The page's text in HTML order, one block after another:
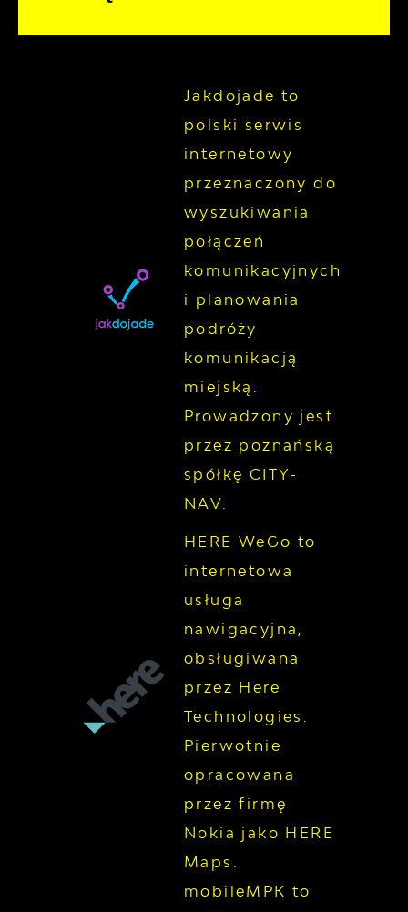
Jakdojade to
polski serwis
internetowy
przeznaczony do
wyszukiwania
połączeń
komunikacyjnych
i planowania
podróży
komunikacją
miejską.
Prowadzony jest
przez poznańską
spółkę CITY-
NAV.
HERE WeGo to
internetowa
usługa
nawigacyjna,
obsługiwana
przez Here
Technologies.
Pierwotnie
opracowana
przez firmę
Nokia jako HERE
Maps.
mobileMPK to